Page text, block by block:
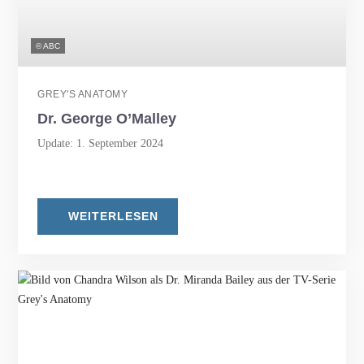
© ABC
GREY'S ANATOMY
Dr. George O’Malley
Update: 1. September 2024
WEITERLESEN